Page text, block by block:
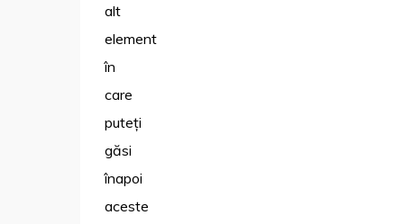
alt
element
în
care
puteți
găsi
înapoi
aceste